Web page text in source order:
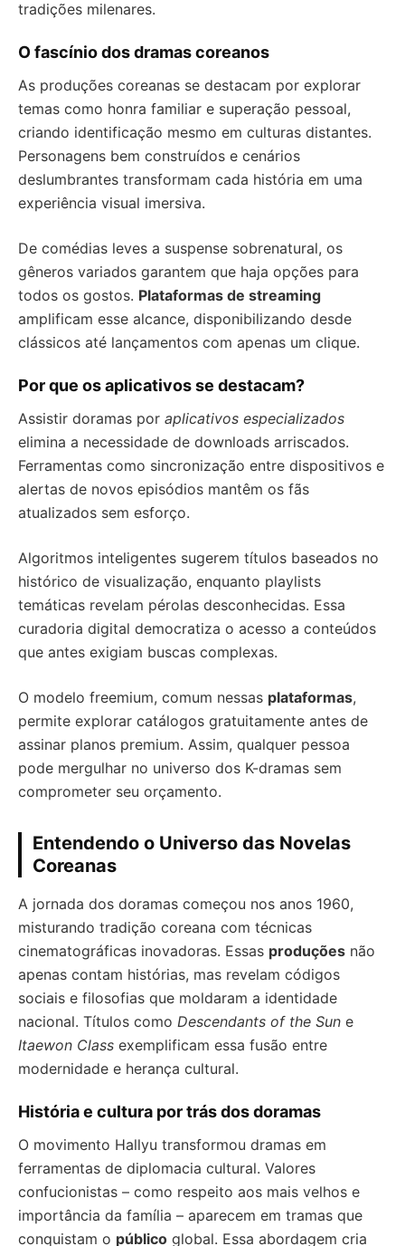
tradições milenares.
O fascínio dos dramas coreanos
As produções coreanas se destacam por explorar
temas como honra familiar e superação pessoal,
criando identificação mesmo em culturas distantes.
Personagens bem construídos e cenários
deslumbrantes transformam cada história em uma
experiência visual imersiva.
De comédias leves a suspense sobrenatural, os
gêneros variados garantem que haja opções para
todos os gostos. Plataformas de streaming
amplificam esse alcance, disponibilizando desde
clássicos até lançamentos com apenas um clique.
Por que os aplicativos se destacam?
Assistir doramas por aplicativos especializados
elimina a necessidade de downloads arriscados.
Ferramentas como sincronização entre dispositivos e
alertas de novos episódios mantêm os fãs
atualizados sem esforço.
Algoritmos inteligentes sugerem títulos baseados no
histórico de visualização, enquanto playlists
temáticas revelam pérolas desconhecidas. Essa
curadoria digital democratiza o acesso a conteúdos
que antes exigiam buscas complexas.
O modelo freemium, comum nessas plataformas,
permite explorar catálogos gratuitamente antes de
assinar planos premium. Assim, qualquer pessoa
pode mergulhar no universo dos K-dramas sem
comprometer seu orçamento.
Entendendo o Universo das Novelas
Coreanas
A jornada dos doramas começou nos anos 1960,
misturando tradição coreana com técnicas
cinematográficas inovadoras. Essas produções não
apenas contam histórias, mas revelam códigos
sociais e filosofias que moldaram a identidade
nacional. Títulos como Descendants of the Sun e
Itaewon Class exemplificam essa fusão entre
modernidade e herança cultural.
História e cultura por trás dos doramas
O movimento Hallyu transformou dramas em
ferramentas de diplomacia cultural. Valores
confucionistas – como respeito aos mais velhos e
importância da família – aparecem em tramas que
conquistam o público global. Essa abordagem cria